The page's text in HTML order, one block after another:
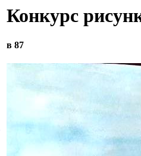
Конкурс
в 87